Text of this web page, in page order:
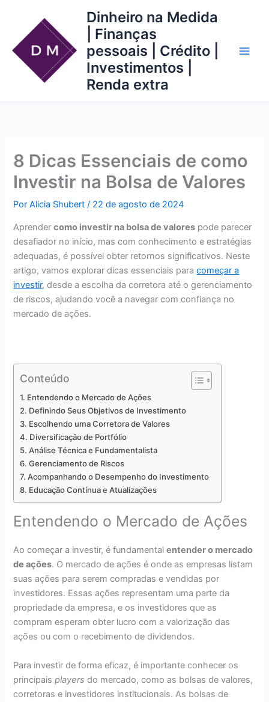
conteúdo
Dinheiro na Medida
| Finanças
pessoais | Crédito |
Investimentos |
Renda extra
8 Dicas Essenciais de como
Investir na Bolsa de Valores
PorAlicia Shubert/ 22 de agosto de 2024
Aprendercomo investir na bolsa de valores pode parecer
desafiador no início, mas com conhecimento e estratégias
adequadas, é possível obter retornos significativos. Neste
artigo, vamos explorar dicas essenciais paracomeçar a
investir, desde a escolha da corretora até o gerenciamento
de riscos, ajudando você a navegar com confiança no
mercado de ações.
Conteúdo
Entendendo o Mercado de Ações
Definindo Seus Objetivos de Investimento
Escolhendo uma Corretora de Valores
Diversificação de Portfólio
Análise Técnica e Fundamentalista
Gerenciamento de Riscos
Acompanhando o Desempenho do Investimento
Educação Contínua e Atualizações
Entendendo o Mercado de Ações
Ao começar a investir, é fundamentalentender o mercado
de ações. O mercado de ações é onde as empresas listam
suas ações para serem compradas e vendidas por
investidores. Essas ações representam uma parte da
propriedade da empresa, e os investidores que as
compram esperam obter lucro com a valorização das
ações ou com o recebimento de dividendos.
Para investir de forma eficaz, é importante conhecer os
principaisplayers do mercado, como as bolsas de valores,
corretoras e investidores institucionais. As bolsas de